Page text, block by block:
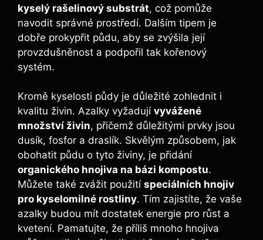
kyselý rašelinový substrát, což pomůže
navodit správné ⁣prostředí. Dalším ⁣tipem je
dobře ⁤prokypřit půdu, aby se⁤ zvýšila její
provzdušněnost a podpořil tak kořenový
systém.
Kromě kyselosti půdy je důležité‌ zohlednit i⁣
kvalitu živin. ⁢Azalky ⁤vyžadují vyvážené
množství živin, přičemž důležitými ⁤prvky jsou
dusík, fosfor a‌ draslík. Skvělým způsobem, jak
obohatit půdu​ o tyto živiny, je přidání
organického ‌hnojiva na bázi kompostu.
Můžete ⁣také zvážit použití speciálních hnojiv
pro‌ kyselomilné⁤ rostliny. Tím zajistíte,‌ že vaše
azalky budou mít dostatek energie pro růst a
kvetení. Pamatujte, že příliš mnoho hnojiva